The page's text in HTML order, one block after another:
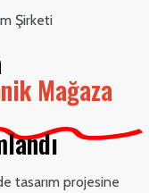
Şirketi
Mağaza
tasarım projesine